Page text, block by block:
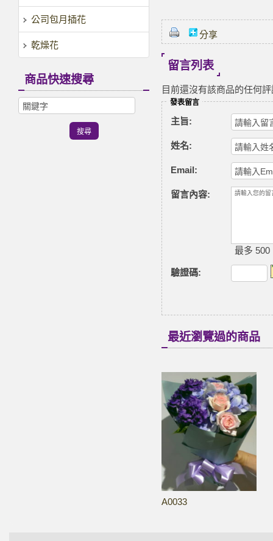
公司包月插花
乾燥花
商品快速搜尋
分享
留言列表
目前還沒有該商品的任何
發表留言
主旨:
姓名:
Email:
留言內容:
最多 500
驗證碼:
最近瀏覽過的商品
A0033